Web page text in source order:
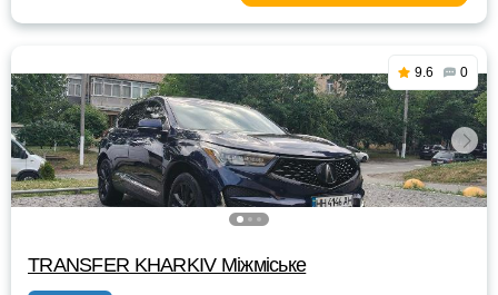
9.6 0
TRANSFER KHARKIV Міжміське